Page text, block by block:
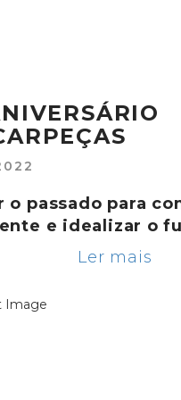
o passado para
e idealizar o
Ler mais